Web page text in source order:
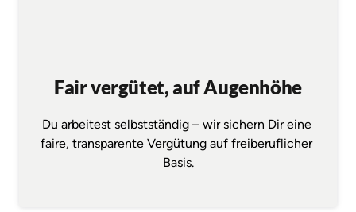
Fair vergütet, auf Augenhöhe
Du arbeitest selbstständig – wir sichern Dir
eine
faire, transparente Vergütung auf
freiberuflicher
Basis.